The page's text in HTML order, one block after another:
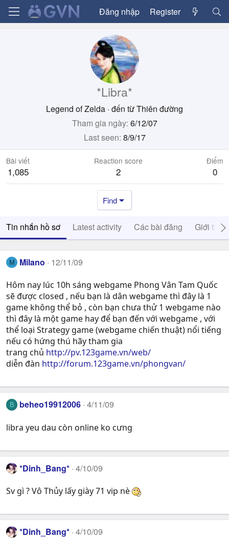
Đăng nhập Register
*Libra*
Legend of Zelda · đến từThiên đường
Tham gia ngày 6/12/07
Last seen 8/9/17
Bài viết
1,085
Reaction score
2
Điểm
0
Find
Tin nhắn hồ sơ Latest activity Các bài đăng Giới thiệu
M Milano 12/11/09
Hôm nay lúc 10h sáng webgame Phong Vân Tam Quốc
sẽ được closed , nếu bạn là dân webgame thì đây là 1
game không thể bỏ , còn bạn chưa thử 1 webgame nào
thì đây là một game hay để bạn đến với webgame , với
thể loại Strategy game (webgame chiến thuật) nổi tiếng
nếu có hứng thú hãy tham gia
trang chủ http://pv.123game.vn/web/
diễn đàn http://forum.123game.vn/phongvan/
B beheo19912006 4/11/09
libra yeu dau còn online ko cưng
*Dinh_Bang* 4/10/09
Sv gì ? Vô Thủy lấy giày 71 vip nè
*Dinh_Bang* 4/10/09